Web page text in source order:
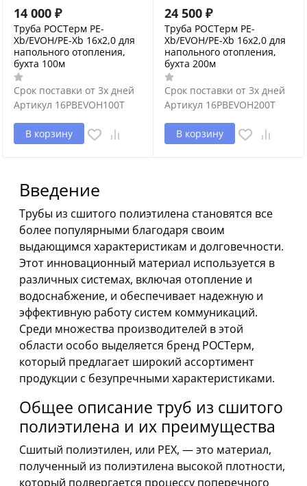
14 000 ₽
Труба РОСТерм PE-
Xb/EVOH/PE-Xb 16х2,0 для
напольного отопления,
бухта 100м
Срок поставки от 3х дней
Артикул 16PBEVOH100T
В корзину
24 500 ₽
Труба РОСТерм PE-
Xb/EVOH/PE-Xb 16х2,0 для
напольного отопления,
бухта 200м
Срок поставки от 3х дней
Артикул 16PBEVOH200T
В корзину
Введение
Трубы из сшитого полиэтилена становятся все
более популярными благодаря своим
выдающимся характеристикам и долговечности.
Этот инновационный материал используется в
различных системах, включая отопление и
водоснабжение, и обеспечивает надежную и
эффективную работу систем коммуникаций.
Среди множества производителей в этой
области особо выделяется бренд РОСТерм,
который предлагает широкий ассортимент
продукции с безупречными характеристиками.
Общее описание труб из сшитого
полиэтилена и их преимущества
Сшитый полиэтилен, или PEX, — это материал,
полученный из полиэтилена высокой плотности,
который подвергается процессу поперечного